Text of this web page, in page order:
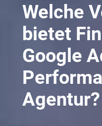
Welche
bietet
Google
Agentur?